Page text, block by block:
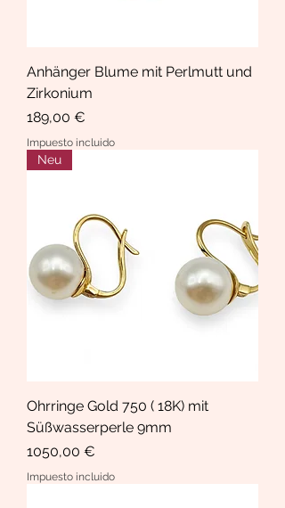
Anhänger Blume mit Perlmutt und
Zirkonium
Precio
189,00 €
Impuesto incluido
Neu
Ohrringe Gold 750 ( 18K) mit
Süßwasserperle 9mm
Precio
1050,00 €
Impuesto incluido